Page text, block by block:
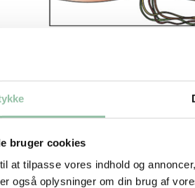
bruger cookies
at tilpasse vores indhold og
også oplysninger om din brug af